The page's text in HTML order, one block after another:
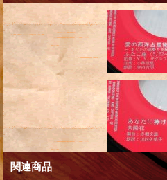
関連商品